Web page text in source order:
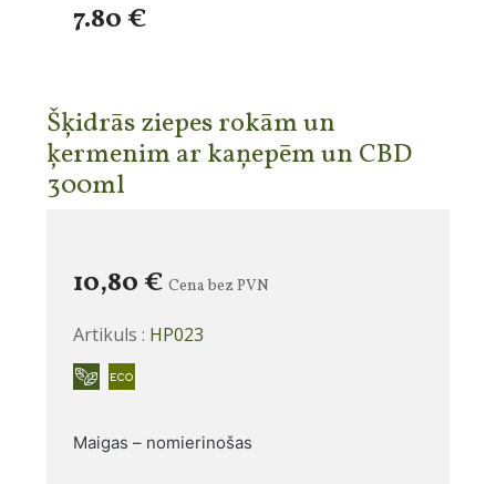
7.80 €
Šķidrās ziepes rokām un
ķermenim ar kaņepēm un CBD
300ml
10,80 € Cena bez PVN
Artikuls : HP023
Maigas – nomierinošas